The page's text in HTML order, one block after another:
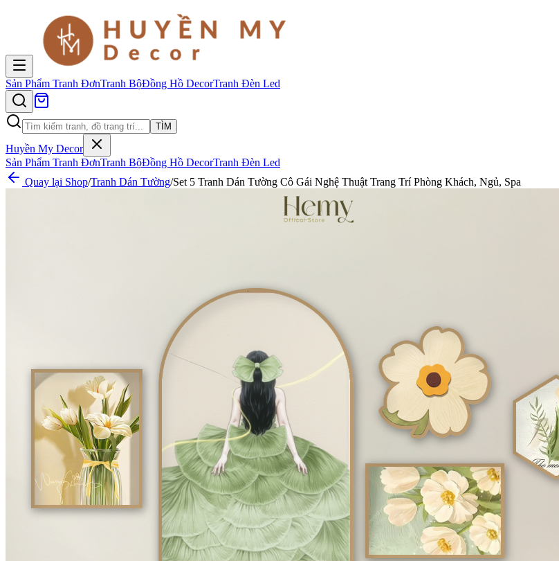
Sản Phẩm Tranh ĐơnTranh BộĐồng Hồ DecorTranh Đèn Led
TÌM
Huyền My Decor
Sản Phẩm Tranh ĐơnTranh BộĐồng Hồ DecorTranh Đèn Led
Quay lại Shop/Tranh Dán Tường/Set 5 Tranh Dán Tường Cô Gái Nghệ Thuật Trang Trí Phòng Khách, Ngủ, Spa